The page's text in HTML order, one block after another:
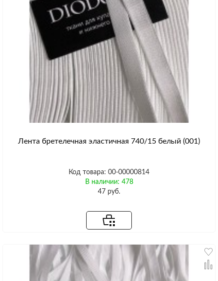
Лента бретелечная эластичная 740/15 белый (001)
Код товара: 00-00000814
В наличии: 478
47 руб.